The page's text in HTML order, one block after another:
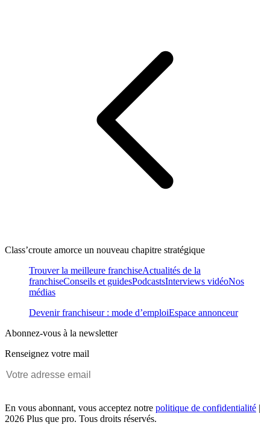
Class’croute amorce un nouveau chapitre stratégique
Trouver la meilleure franchiseActualités de la
franchiseConseils et guidesPodcastsInterviews vidéoNos
médias
Devenir franchiseur : mode d’emploiEspace annonceur
Abonnez-vous à la newsletter
Renseignez votre mail
En vous abonnant, vous acceptez notre politique de confidentialité |
2026 Plus que pro. Tous droits réservés.